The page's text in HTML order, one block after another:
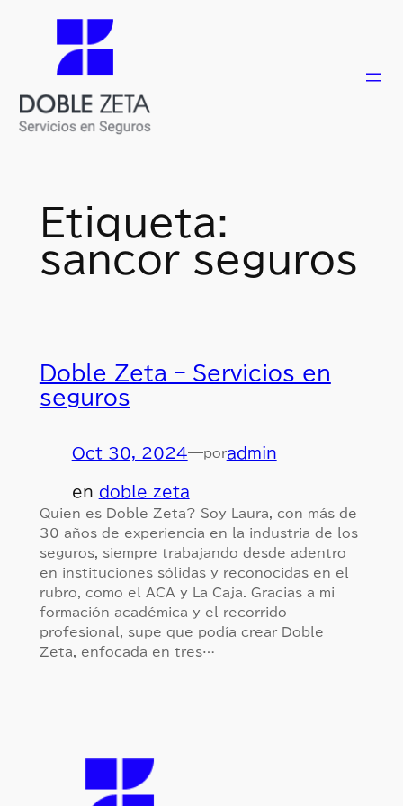
contenido
Etiqueta:
sancor seguros
Doble Zeta – Servicios en
seguros
Oct 30, 2024—poradmin
en doble zeta
Quien es Doble Zeta? Soy Laura, con más de
30 años de experiencia en la industria de los
seguros, siempre trabajando desde adentro
en instituciones sólidas y reconocidas en el
rubro, como el ACA y La Caja. Gracias a mi
formación académica y el recorrido
profesional, supe que podía crear Doble
Zeta, enfocada en tres…